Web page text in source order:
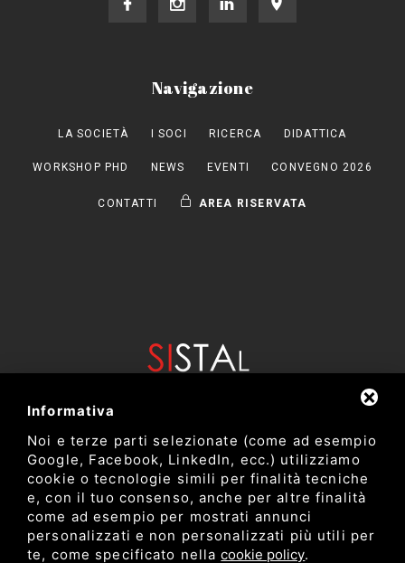
Navigazione
LA SOCIETÀ I SOCI RICERCA DIDATTICA
WORKSHOP PHD NEWS EVENTI CONVEGNO 2026
CONTATTI AREA RISERVATA
Dipartimento di Bioscienze e Tecnologie Agro Alimentari e
Ambientali
Università degli Studi di Teramo
Informativa
Noi e terze parti selezionate (come ad esempio
Google, Facebook, LinkedIn, ecc.) utilizziamo
cookie o tecnologie simili per finalità tecniche
e, con il tuo consenso, anche per altre finalità
come ad esempio per mostrati annunci
personalizzati e non personalizzati più utili per
te, come specificato nellacookie policy.